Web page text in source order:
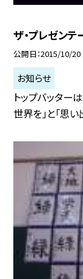
ザ・プレゼンテ
公開日 2015/10/20
お知らせ
トップバッター
世界を」と「思